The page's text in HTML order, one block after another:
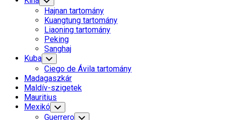
Child
Menu
Hajnan tartomány
Kuangtung tartomány
Liaoning tartomány
Peking
Sanghaj
Kuba Toggle
Child
Menu
Ciego de Ávila tartomány
Madagaszkár
Maldív-szigetek
Mauritius
Mexikó Toggle
Child
Guerrero Toggle